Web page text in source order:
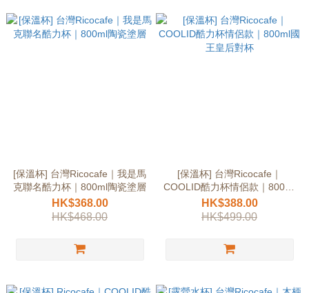
[保溫杯] 台灣Ricocafe｜我是馬
克聯名酷力杯｜800ml陶瓷塗層
HK$368.00
HK$468.00
[保溫杯] 台灣Ricocafe｜
COOLID酷力杯情侶款｜800ml
國王皇后對杯
HK$388.00
HK$499.00